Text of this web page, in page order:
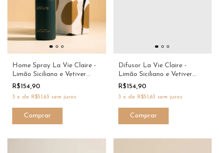
Home Spray La Vie Claire -
Limão Siciliano e Vetiver
250ml - Le Vivre
R$154,90
3 x de R$51,63 sem juros
Difusor La Vie Claire -
Limão Siciliano e Vetiver
250ml - Le Vivre
R$154,90
3 x de R$51,63 sem juros